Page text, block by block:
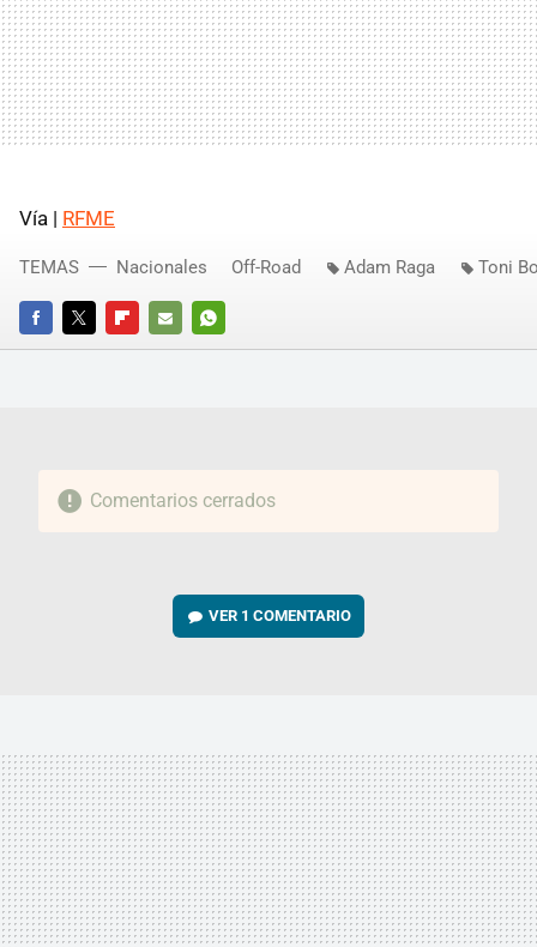
Vía | RFME
FACEBOOKTWITTERFLIPBOARD
E-
WHATSAPP
TEMAS Nacionales Off-Road Adam Raga Toni
Comentarios cerrados
VER 1 COMENTARIO